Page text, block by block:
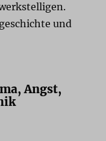
und
Angst,